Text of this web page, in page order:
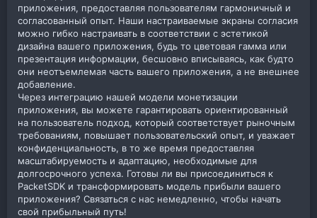
приложения, предоставляя пользователям гармоничный и
согласованный опыт. Наши настраиваемые экраны согласия
можно гибко настраивать в соответствии с эстетикой
дизайна вашего приложения, будь то цветовая гамма или
презентация информации, бесшовно вписываясь, как будто
они неотъемлемая часть вашего приложения, а не внешнее
добавление.
Через интеграцию нашей модели монетизации
приложения, вы можете гарантировать ориентированный
на пользователь подход, который соответствует рыночным
требованиям, повышает пользовательский опыт, и уважает
конфиденциальность, в то же время предоставляя
масштабируемость и адаптацию, необходимые для
долгосрочного успеха. Готовы ли вы присоединиться к
PacketSDK и трансформировать модель прибыли вашего
приложения? Связаться с нас немедленно, чтобы начать
свой прибыльный путь!